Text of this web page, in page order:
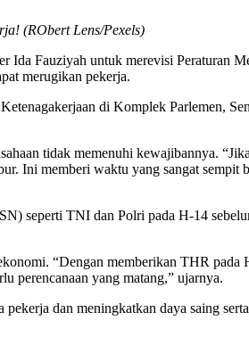
(RObert Lens/Pexels)
Fauziyah untuk merevisi Peraturan
merugikan pekerja.
di Komplek Parlemen,
tidak memenuhi kewajibannya.
Ini memberi waktu yang sangat
seperti TNI dan Polri pada H-14
“Dengan memberikan THR
perencanaan yang matang,” ujarnya.
dan meningkatkan daya saing